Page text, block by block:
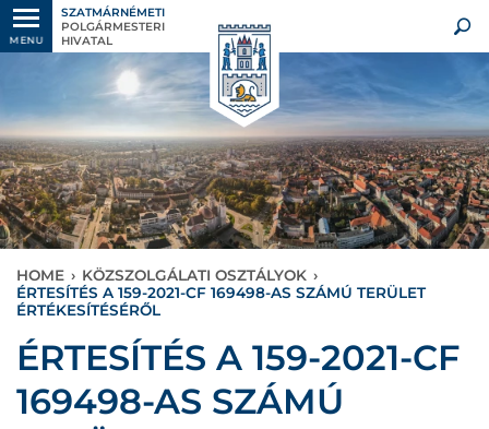
MENU
SZATMÁRNÉMETI
POLGÁRMESTERI
HIVATAL
HOME › KÖZSZOLGÁLATI OSZTÁLYOK ›
ÉRTESÍTÉS A 159-2021-CF 169498-AS SZÁMÚ TERÜLET
ÉRTÉKESÍTÉSÉRŐL
ÉRTESÍTÉS A 159-2021-CF
169498-AS SZÁMÚ